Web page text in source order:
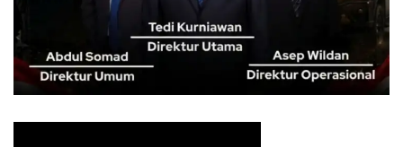
Kepala Badan Kesatuan Bangsa dan Politik
(Bakesbangpol) Kabupaten Bogor, Bambang W. Tawekal
menjelaskan, kegiatan Compas hari ini adalah angkatan
yang ke lima dan diikuti sekitar 27 ormas.